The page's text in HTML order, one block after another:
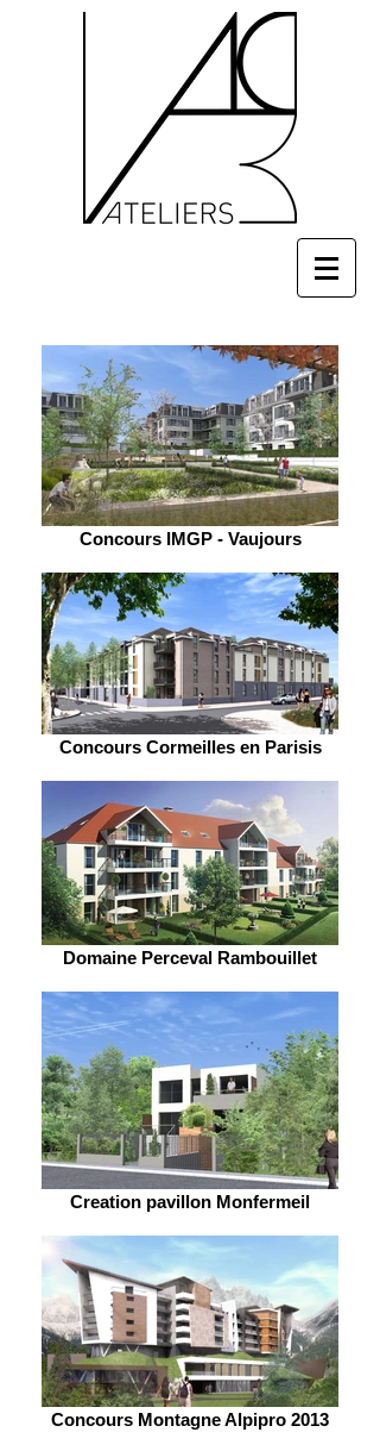
Concours IMGP - Vaujours
Concours Cormeilles en Parisis
Domaine Perceval Rambouillet
Creation pavillon Monfermeil
Concours Montagne Alpipro 2013